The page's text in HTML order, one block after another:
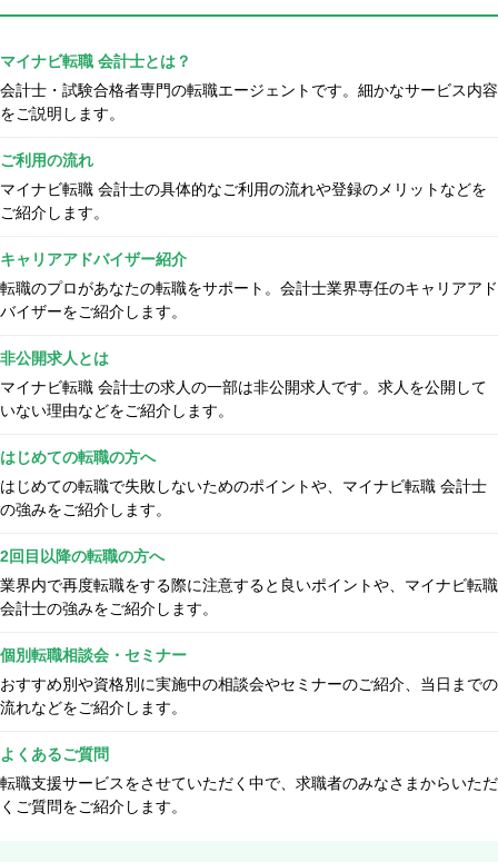
マイナビ転職 会計士とは？
会計士・試験合格者専門の転職エージェントです。細かなサービス内容
をご説明します。
ご利用の流れ
マイナビ転職 会計士の具体的なご利用の流れや登録のメリットなどを
ご紹介します。
キャリアアドバイザー紹介
転職のプロがあなたの転職をサポート。会計士業界専任のキャリアアド
バイザーをご紹介します。
非公開求人とは
マイナビ転職 会計士の求人の一部は非公開求人です。求人を公開して
いない理由などをご紹介します。
はじめての転職の方へ
はじめての転職で失敗しないためのポイントや、マイナビ転職 会計士
の強みをご紹介します。
2回目以降の転職の方へ
業界内で再度転職をする際に注意すると良いポイントや、マイナビ転職
会計士の強みをご紹介します。
個別転職相談会・セミナー
おすすめ別や資格別に実施中の相談会やセミナーのご紹介、当日までの
流れなどをご紹介します。
よくあるご質問
転職支援サービスをさせていただく中で、求職者のみなさまからいただ
くご質問をご紹介します。